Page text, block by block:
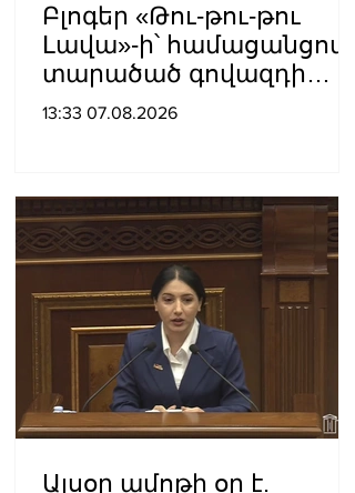
Բլոգեր «Թու-թու-թու
Լավա»-ի՝ համացանցով
տարածած գովազդի
կեղծ լինելու մասին
փոխանցվել են
քննչական բաժին
13:33 07.08.2026
Այսօր ամոթի օր է.